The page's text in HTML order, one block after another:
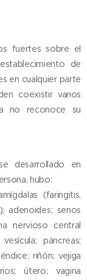
fuertes sobre el
de
en cualquier parte
coexistir varios
no reconoce su
desarrollado en
hubo:
(faringitis,
adenoides; senos
nervioso central
páncreas;
riñón; vejiga
útero; vagina